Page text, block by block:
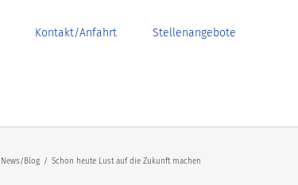
Kontakt/Anfahrt Stellenangebote
News/Blog / Schon heute Lust auf die Zukunft machen